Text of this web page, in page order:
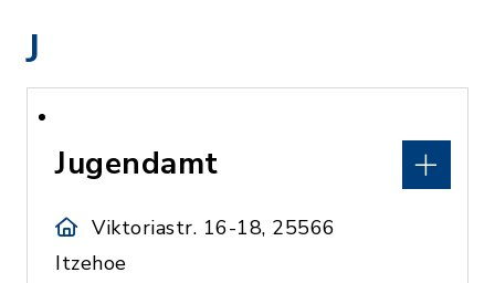
J
Jugendamt
Viktoriastr. 16-18, 25566
Itzehoe